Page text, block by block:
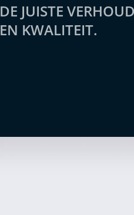
DE JUISTE
EN KWALITEIT.